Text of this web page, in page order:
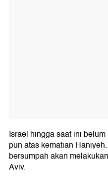
Israel hingga saat ini
pun atas kematian
bersumpah akan
Aviv.